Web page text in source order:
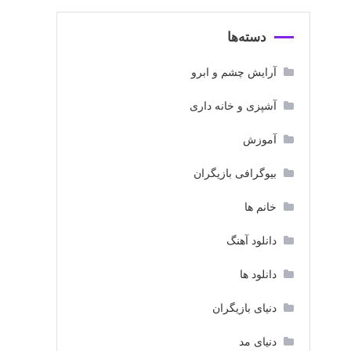
دسته‌ها
آرایش چشم و ابرو
آشپزی و خانه داری
آموزش
بیوگرافی بازیگران
خانم ها
دانلود آهنگ
دانلود ها
دنیای بازیگران
دنیای مد